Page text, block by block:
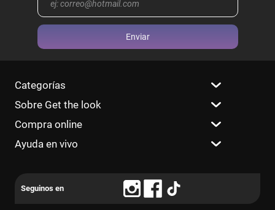
Enviar
Categorías
Sobre Get the look
Compra online
Ayuda en vivo